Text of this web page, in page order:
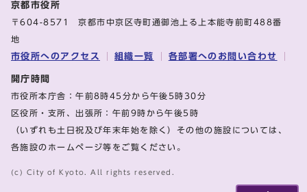
京都市役所
〒604-8571 京都市中京区寺町通御池上る上本能寺前町488番
地
市役所へのアクセス 組織一覧 各部署へのお問い合わせ
開庁時間
市役所本庁舎：午前8時45分から午後5時30分
区役所・支所、出張所：午前9時から午後5時
（いずれも土日祝及び年末年始を除く）その他の施設については、
各施設のホームページ等をご覧ください。
(c) City of Kyoto. All rights reserved.